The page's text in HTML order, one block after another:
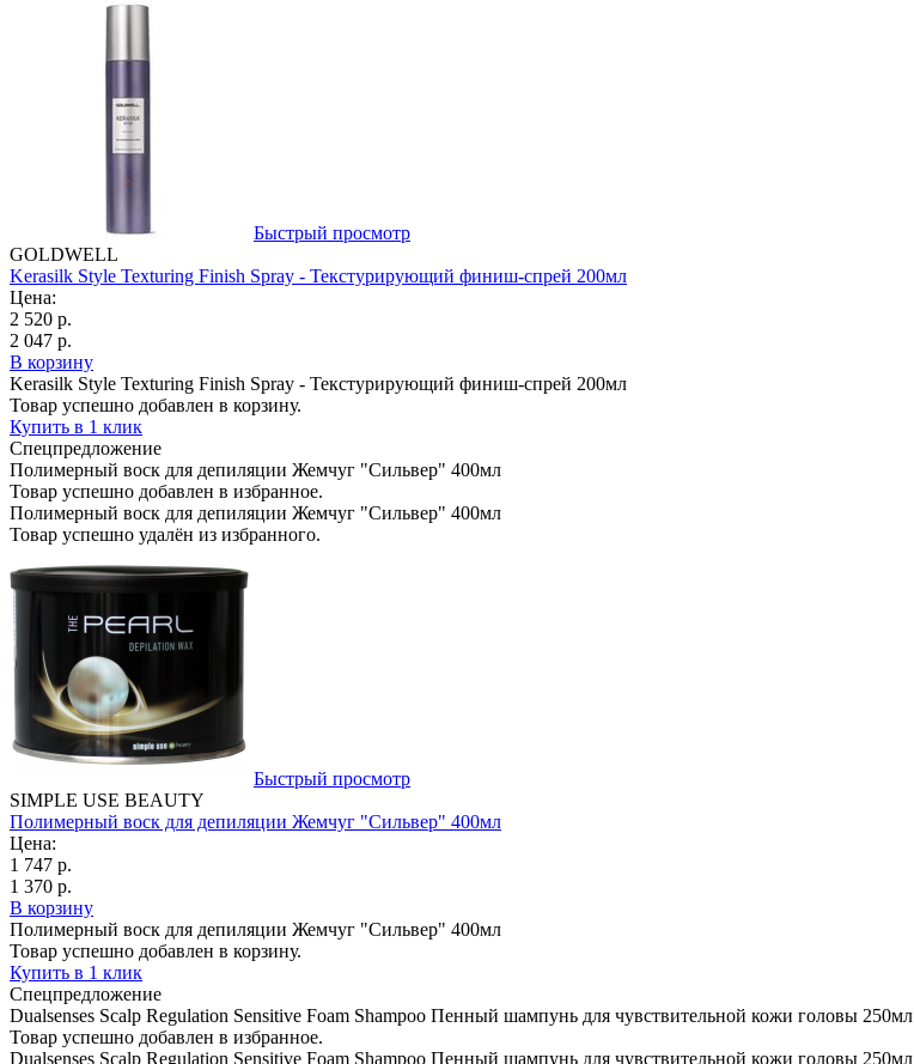
Быстрый просмотр
GOLDWELL
Kerasilk Style Texturing Finish Spray - Текстурирующий финиш-спрей 200мл
Цена:
2 520 р.
2 047 р.
В корзину
Kerasilk Style Texturing Finish Spray - Текстурирующий финиш-спрей 200мл
Товар успешно добавлен в корзину.
Купить в 1 клик
Спецпредложение
Полимерный воск для депиляции Жемчуг "Сильвер" 400мл
Товар успешно добавлен в избранное.
Полимерный воск для депиляции Жемчуг "Сильвер" 400мл
Товар успешно удалён из избранного.
Быстрый просмотр
SIMPLE USE BEAUTY
Полимерный воск для депиляции Жемчуг "Сильвер" 400мл
Цена:
1 747 р.
1 370 р.
В корзину
Полимерный воск для депиляции Жемчуг "Сильвер" 400мл
Товар успешно добавлен в корзину.
Купить в 1 клик
Спецпредложение
Dualsenses Scalp Regulation Sensitive Foam Shampoo Пенный шампунь для чувствительной кожи головы 250мл
Товар успешно добавлен в избранное.
Dualsenses Scalp Regulation Sensitive Foam Shampoo Пенный шампунь для чувствительной кожи головы 250мл